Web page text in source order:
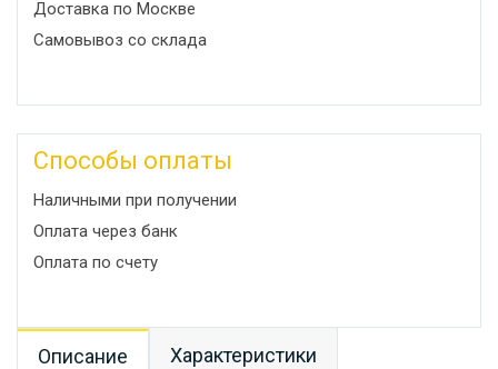
Доставка по Москве
Самовывоз со склада
Способы оплаты
Наличными при получении
Оплата через банк
Оплата по счету
Описание Характеристики